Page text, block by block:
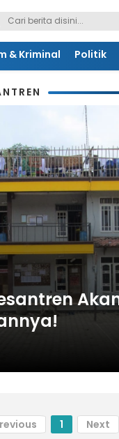
& Kriminal Politik
1 Next